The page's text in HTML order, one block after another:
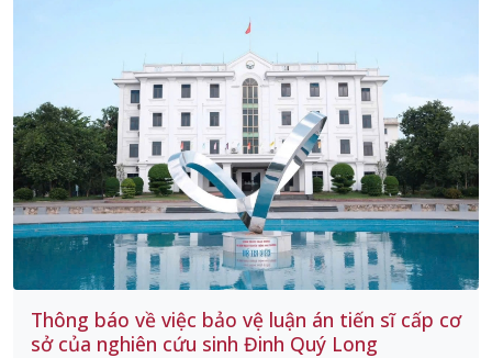
Thông báo về việc bảo vệ luận án tiến sĩ cấp cơ
sở của nghiên cứu sinh Đinh Quý Long